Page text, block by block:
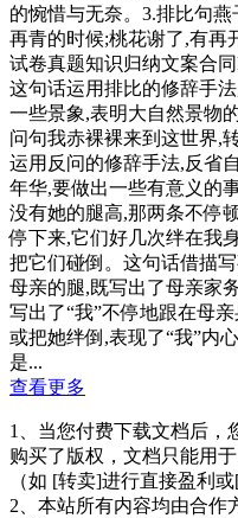
的惋惜与无奈。3.排比句
再青的时候;桃花谢了,有再
试卷真题知识归纳文案合
这句话运用排比的修辞手
一些景象,表明大自然景物
问句我赤裸裸来到这世界,
运用反问的修辞手法,反省
年华,要做出一些有意义的
没有她的腿高,那两条不停
停下来,它们好几次绊在我
把它们碰倒。这句话借描
母亲的腿,既写出了母亲家
写出了“我”不停地跟在母
或把她绊倒,表现了“我”内
是...
查看更多
1、当您付费下载文档后，
购买了版权，文档只能用
（如 [转卖]进行直接盈利
2、本站所有内容均由合作